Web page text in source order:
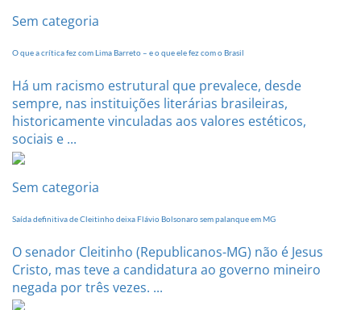
Sem categoria
O que a crítica fez com Lima Barreto – e o que ele fez com o Brasil
Há um racismo estrutural que prevalece, desde
sempre, nas instituições literárias brasileiras,
historicamente vinculadas aos valores estéticos,
sociais e ...
Sem categoria
Saída definitiva de Cleitinho deixa Flávio Bolsonaro sem palanque em MG
O senador Cleitinho (Republicanos-MG) não é Jesus
Cristo, mas teve a candidatura ao governo mineiro
negada por três vezes. ...